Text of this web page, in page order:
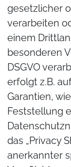
gesetzlicher
verarbeiten
einem
besonderen
DSGVO
erfolgt z.B.
Garantien,
Feststellung
das „Privacy
anerkannter